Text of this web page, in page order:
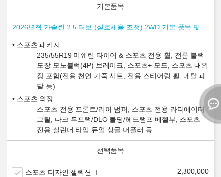
2026년형 가솔린 2.5 터보 (실효세율 조정) 2WD 기본 품목 및
스포츠 패키지
235/55R19 미쉐린 타이어 & 스포츠 전용 휠, 전륜 블랙
도장 모노블럭(4P) 브레이크, 스포츠+ 모드, 스포츠 내외
장 포함(전용 천연 가죽 시트, 전용 스티어링 휠, 메탈 페
달 등)
스포츠 외장
스포츠 전용 프론트/리어 범퍼, 스포츠 전용 라디에이터
그릴, 다크 루프랙/DLO 몰딩/헤드램프 베젤부, 스포츠
전용 실린더 타입 듀얼 싱글 머플러 등
스포츠 디자인 셀렉션 Ⅰ 2,300,000